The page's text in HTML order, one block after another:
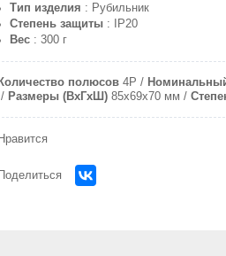
Тип изделия : Рубильник
Степень защиты: IP20
Вес: 300 г
Количество полюсов 4P
Размеры (ВхГхШ) 85x69x70 мм
Нравится
Поделиться